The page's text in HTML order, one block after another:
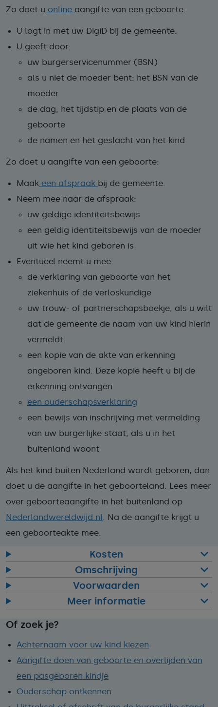
Zo doet u online aangifte van een geboorte:
U logt in met uw DigiD bij de gemeente.
U geeft door:
uw burgerservicenummer (BSN)
als u niet de moeder bent: het BSN van de
moeder
de dag, het tijdstip en de plaats van de
geboorte
de namen en het geslacht van het kind
Zo doet u aangifte van een geboorte:
Maak een afspraak bij de gemeente.
Neem mee naar de afspraak:
uw geldige identiteitsbewijs
een geldig identiteitsbewijs van de moeder
uit wie het kind geboren is
Eventueel neemt u mee:
de verklaring van geboorte van het
ziekenhuis of de verloskundige
uw trouw- of partnerschapsboekje, als u wilt
dat de gemeente de naam van uw kind hierin
vermeldt
een kopie van de akte van erkenning
ongeboren kind. Deze kopie heeft u bij de
erkenning ontvangen
een ouderschapsverklaring
een bewijs van inschrijving met vermelding
van uw burgerlijke staat, als u in het
buitenland woont
Als het kind buiten Nederland wordt geboren, dan
doet u de aangifte in het geboorteland. Lees meer
over geboorteaangifte in het buitenland op
Nederlandwereldwijd.nl. Na de aangifte krijgt u
een geboorteakte mee.
Kosten
Omschrijving
Voorwaarden
Meer informatie
Of zoek je?
Achternaam voor uw kind kiezen
Aangifte doen van geboorte en overlijden van
een pasgeboren kindje
Ouderschap ontkennen